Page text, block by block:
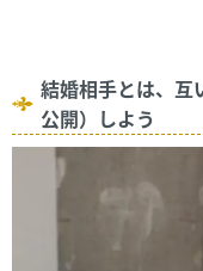
結婚相手とは、互
公開）しよう